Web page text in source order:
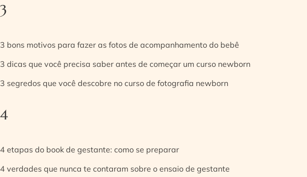
3
3 bons motivos para fazer as fotos de acompanhamento do bebê
3 dicas que você precisa saber antes de começar um curso newborn
3 segredos que você descobre no curso de fotografia newborn
4
4 etapas do book de gestante: como se preparar
4 verdades que nunca te contaram sobre o ensaio de gestante